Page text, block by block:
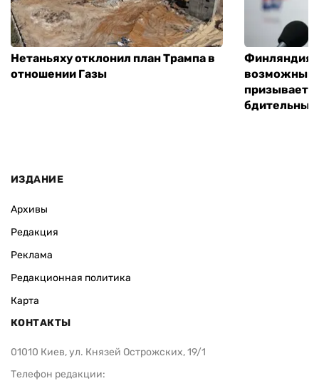
Нетаньяху отклонил план Трампа в
отношении Газы
Финляндия
возможным
призывает
ИЗДАНИЕ
Архивы
Редакция
Реклама
Редакционная политика
Карта
КОНТАКТЫ
01010 Киев, ул. Князей Острожских, 19/1
Телефон редакции: